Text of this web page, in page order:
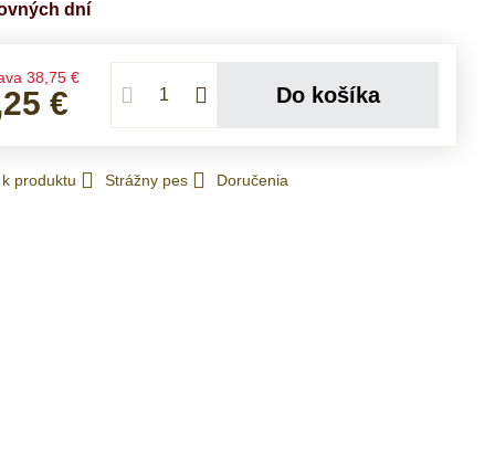
dní
38,75 €
€ Do košíka
produktu Strážny pes Doručenia